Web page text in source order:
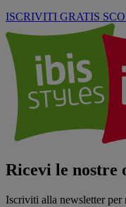
ISCRIVITI GRATIS
Ricevi le nostre
Iscriviti alla newsletter per